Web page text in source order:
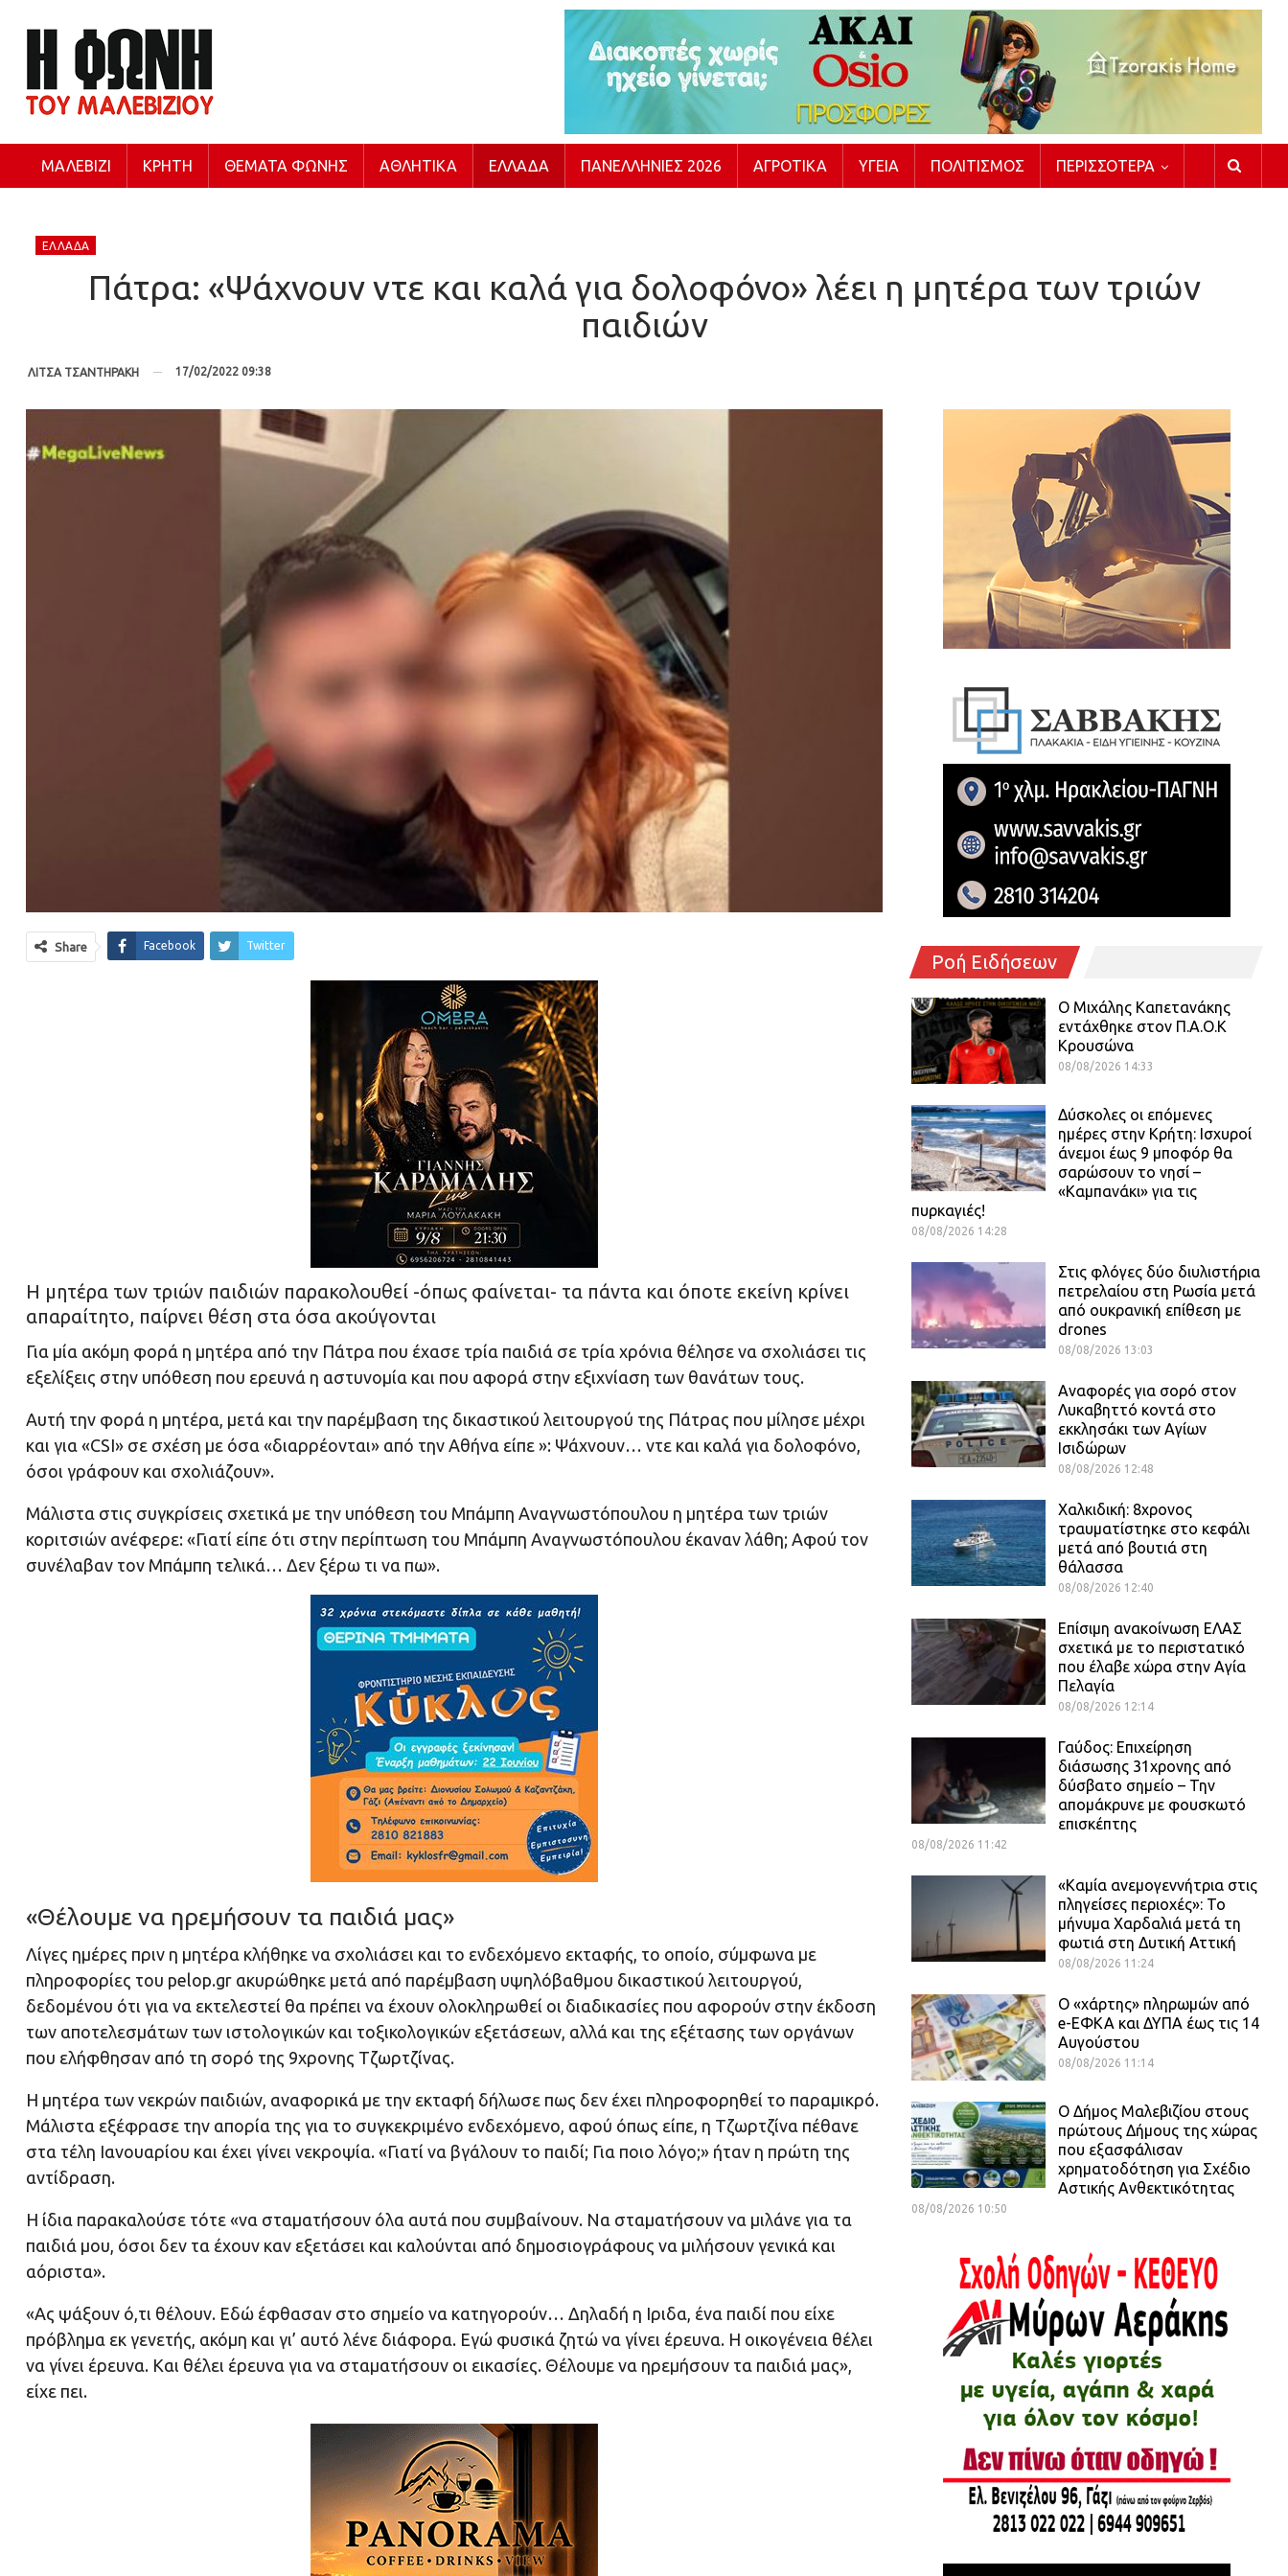
ΜΑΛΕΒΊΖΙ ΚΡΉΤΗ ΘΈΜΑΤΑ ΦΩΝΉΣ ΑΘΛΗΤΙΚΆ ΕΛΛΆΔΑ ΠΑΝΕΛΛΉΝΙΕΣ 2026 ΑΓΡΟΤΙΚΆ ΥΓΕΊΑ ΠΟΛΙΤΙΣΜΌΣ ΠΕΡΙΣΣΌΤΕΡΑ
ΕΛΛΆΔΑ
Πάτρα: «Ψάχνουν ντε και καλά για δολοφόνο» λέει η μητέρα των τριών
παιδιών
ΛΙΤΣΑ ΤΣΑΝΤΗΡΑΚΗ 17/02/2022 09:38
Share Facebook Twitter
Η μητέρα των τριών παιδιών παρακολουθεί -όπως φαίνεται- τα πάντα και όποτε εκείνη κρίνει
απαραίτητο, παίρνει θέση στα όσα ακούγονται
Για μία ακόμη φορά η μητέρα από την Πάτρα που έχασε τρία παιδιά σε τρία χρόνια θέλησε να σχολιάσει τις
εξελίξεις στην υπόθεση που ερευνά η αστυνομία και που αφορά στην εξιχνίαση των θανάτων τους.
Αυτή την φορά η μητέρα, μετά και την παρέμβαση της δικαστικού λειτουργού της Πάτρας που μίλησε μέχρι
και για «CSI» σε σχέση με όσα «διαρρέονται» από την Αθήνα είπε »: Ψάχνουν… ντε και καλά για δολοφόνο,
όσοι γράφουν και σχολιάζουν».
Μάλιστα στις συγκρίσεις σχετικά με την υπόθεση του Μπάμπη Αναγνωστόπουλου η μητέρα των τριών
κοριτσιών ανέφερε: «Γιατί είπε ότι στην περίπτωση του Μπάμπη Αναγνωστόπουλου έκαναν λάθη; Αφού τον
συνέλαβαν τον Μπάμπη τελικά… Δεν ξέρω τι να πω».
«Θέλουμε να ηρεμήσουν τα παιδιά μας»
Λίγες ημέρες πριν η μητέρα κλήθηκε να σχολιάσει και το ενδεχόμενο εκταφής, το οποίο, σύμφωνα με
πληροφορίες του pelop.gr ακυρώθηκε μετά από παρέμβαση υψηλόβαθμου δικαστικού λειτουργού,
δεδομένου ότι για να εκτελεστεί θα πρέπει να έχουν ολοκληρωθεί οι διαδικασίες που αφορούν στην έκδοση
των αποτελεσμάτων των ιστολογικών και τοξικολογικών εξετάσεων, αλλά και της εξέτασης των οργάνων
που ελήφθησαν από τη σορό της 9χρονης Τζωρτζίνας.
Η μητέρα των νεκρών παιδιών, αναφορικά με την εκταφή δήλωσε πως δεν έχει πληροφορηθεί το παραμικρό.
Μάλιστα εξέφρασε την απορία της για το συγκεκριμένο ενδεχόμενο, αφού όπως είπε, η Τζωρτζίνα πέθανε
στα τέλη Ιανουαρίου και έχει γίνει νεκροψία. «Γιατί να βγάλουν το παιδί; Για ποιο λόγο;» ήταν η πρώτη της
αντίδραση.
Η ίδια παρακαλούσε τότε «να σταματήσουν όλα αυτά που συμβαίνουν. Να σταματήσουν να μιλάνε για τα
παιδιά μου, όσοι δεν τα έχουν καν εξετάσει και καλούνται από δημοσιογράφους να μιλήσουν γενικά και
αόριστα».
«Ας ψάξουν ό,τι θέλουν. Εδώ έφθασαν στο σημείο να κατηγορούν… Δηλαδή η Ιριδα, ένα παιδί που είχε
πρόβλημα εκ γενετής, ακόμη και γι’ αυτό λένε διάφορα. Εγώ φυσικά ζητώ να γίνει έρευνα. Η οικογένεια θέλει
να γίνει έρευνα. Και θέλει έρευνα για να σταματήσουν οι εικασίες. Θέλουμε να ηρεμήσουν τα παιδιά μας»,
είχε πει.
Ροή Ειδήσεων
O Mιχάλης Καπετανάκης
εντάχθηκε στον Π.Α.Ο.Κ
Κρουσώνα
08/08/2026 14:33
Δύσκολες οι επόμενες
ημέρες στην Κρήτη: Ισχυροί
άνεμοι έως 9 μποφόρ θα
σαρώσουν το νησί –
«Καμπανάκι» για τις
πυρκαγιές!
08/08/2026 14:28
Στις φλόγες δύο διυλιστήρια
πετρελαίου στη Ρωσία μετά
από ουκρανική επίθεση με
drones
08/08/2026 13:03
Αναφορές για σορό στον
Λυκαβηττό κοντά στο
εκκλησάκι των Αγίων
Ισιδώρων
08/08/2026 12:48
Χαλκιδική: 8χρονος
τραυματίστηκε στο κεφάλι
μετά από βουτιά στη
θάλασσα
08/08/2026 12:40
Επίσιμη ανακοίνωση ΕΛΑΣ
σχετικά με το περιστατικό
που έλαβε χώρα στην Αγία
Πελαγία
08/08/2026 12:14
Γαύδος: Επιχείρηση
διάσωσης 31χρονης από
δύσβατο σημείο – Την
απομάκρυνε με φουσκωτό
επισκέπτης
08/08/2026 11:42
«Καμία ανεμογεννήτρια στις
πληγείσες περιοχές»: Το
μήνυμα Χαρδαλιά μετά τη
φωτιά στη Δυτική Αττική
08/08/2026 11:24
Ο «χάρτης» πληρωμών από
e-ΕΦΚΑ και ΔΥΠΑ έως τις 14
Αυγούστου
08/08/2026 11:14
Ο Δήμος Μαλεβιζίου στους
πρώτους Δήμους της χώρας
που εξασφάλισαν
χρηματοδότηση για Σχέδιο
Αστικής Ανθεκτικότητας
08/08/2026 10:50